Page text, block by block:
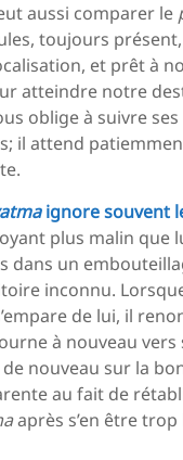
aussi comparer le
toujours
et prêt à
atteindre notre
oblige à suivre ses
il attend patiemment
ignore souvent
plus malin que
dans un
inconnu.
de lui, il
à nouveau vers
nouveau sur la
au fait de
après s’en être